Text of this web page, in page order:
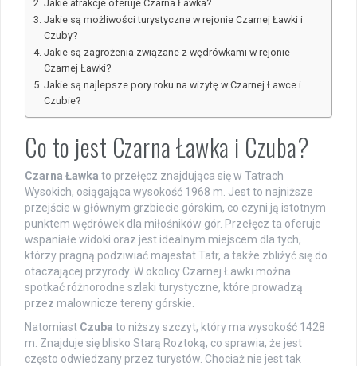
Jakie atrakcje oferuje Czarna Ławka?
Jakie są możliwości turystyczne w rejonie Czarnej Ławki i
Czuby?
Jakie są zagrożenia związane z wędrówkami w rejonie
Czarnej Ławki?
Jakie są najlepsze pory roku na wizytę w Czarnej Ławce i
Czubie?
Co to jest Czarna Ławka i Czuba?
Czarna Ławka to przełęcz znajdująca się w Tatrach
Wysokich, osiągająca wysokość 1968 m. Jest to najniższe
przejście w głównym grzbiecie górskim, co czyni ją istotnym
punktem wędrówek dla miłośników gór. Przełęcz ta oferuje
wspaniałe widoki oraz jest idealnym miejscem dla tych,
którzy pragną podziwiać majestat Tatr, a także zbliżyć się do
otaczającej przyrody. W okolicy Czarnej Ławki można
spotkać różnorodne szlaki turystyczne, które prowadzą
przez malownicze tereny górskie.
Natomiast Czuba to niższy szczyt, który ma wysokość 1428
m. Znajduje się blisko Starą Roztoką, co sprawia, że jest
często odwiedzany przez turystów. Chociaż nie jest tak